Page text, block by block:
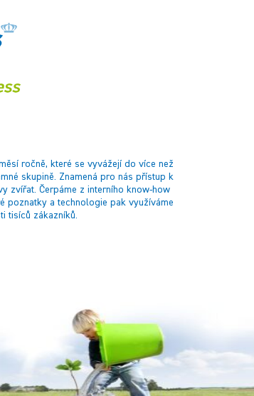
ročně, které se vyvážejí do více než
skupině. Znamená pro nás přístup k
zvířat. Čerpáme z interního know-how
poznatky a technologie pak využíváme
tisíců zákazníků.